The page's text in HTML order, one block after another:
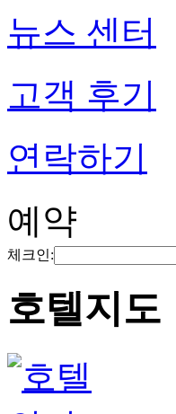
뉴스 센터
고객 후기
연락하기
예약
체크인:
호텔지도